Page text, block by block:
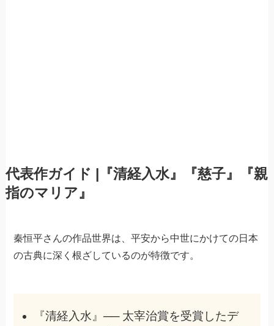
代表作ガイド |『清経入水』『慈子』『親
指のマリア』
秦恒平さんの作品世界は、平安から中世にかけての日本
の古典に深く根ざしているのが特徴です。
『清経入水』── 太宰治賞を受賞したデ